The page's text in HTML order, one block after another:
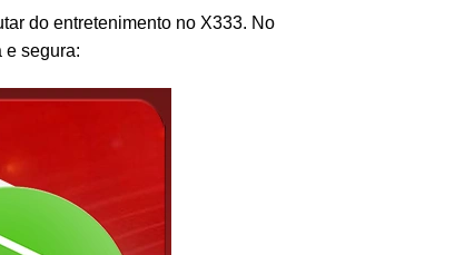
do entretenimento no X333. No
e segura: